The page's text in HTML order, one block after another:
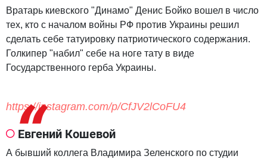
Вратарь киевского "Динамо" Денис Бойко вошел в число
тех, кто с началом войны РФ против Украины решил
сделать себе татуировку патриотического содержания.
Голкипер "набил" себе на ноге тату в виде
Государственного герба Украины.
https://instagram.com/p/CfJV2lCoFU4
Евгений Кошевой
А бывший коллега Владимира Зеленского по студии